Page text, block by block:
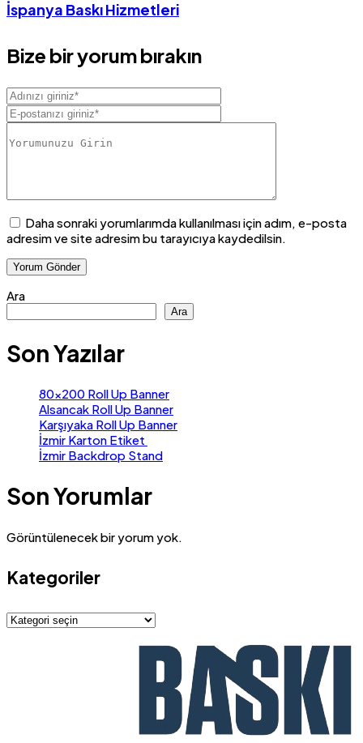
İspanya Baskı Hizmetleri
Bize bir yorum bırakın
Daha sonraki yorumlarımda kullanılması için adım, e-posta
adresim ve site adresim bu tarayıcıya kaydedilsin.
Ara
Ara
Son Yazılar
80×200 Roll Up Banner
Alsancak Roll Up Banner
Karşıyaka Roll Up Banner
İzmir Karton Etiket
İzmir Backdrop Stand
Son Yorumlar
Görüntülenecek bir yorum yok.
Kategoriler
Kategoriler